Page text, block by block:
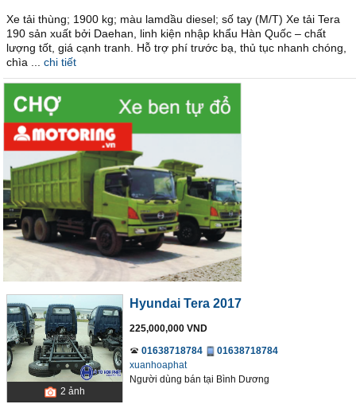
Xe tải thùng; 1900 kg; màu lamdầu diesel; số tay (M/T) Xe tải Tera
190 sản xuất bởi Daehan, linh kiện nhập khẩu Hàn Quốc – chất
lượng tốt, giá cạnh tranh. Hỗ trợ phí trước bạ, thủ tục nhanh chóng,
chìa ...
chi tiết
2 ảnh
Hyundai Tera 2017
225,000,000 VND
01638718784
01638718784
xuanhoaphat
Người dùng bán tại Bình Dương